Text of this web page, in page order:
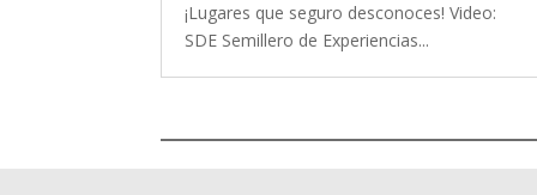
¡Lugares que seguro desconoces! Video:
SDE Semillero de Experiencias...